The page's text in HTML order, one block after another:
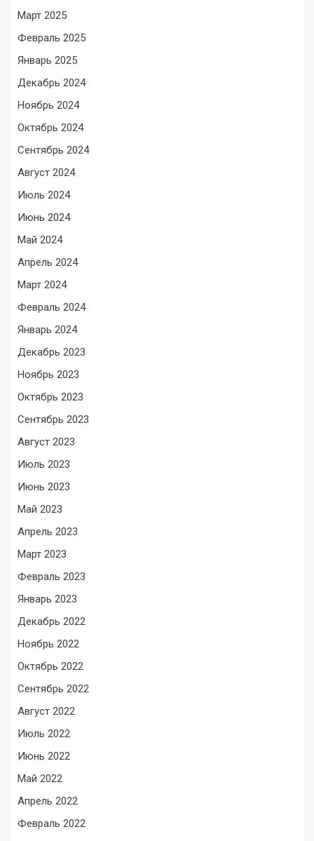
Март 2025
Февраль 2025
Январь 2025
Декабрь 2024
Ноябрь 2024
Октябрь 2024
Сентябрь 2024
Август 2024
Июль 2024
Июнь 2024
Май 2024
Апрель 2024
Март 2024
Февраль 2024
Январь 2024
Декабрь 2023
Ноябрь 2023
Октябрь 2023
Сентябрь 2023
Август 2023
Июль 2023
Июнь 2023
Май 2023
Апрель 2023
Март 2023
Февраль 2023
Январь 2023
Декабрь 2022
Ноябрь 2022
Октябрь 2022
Сентябрь 2022
Август 2022
Июль 2022
Июнь 2022
Май 2022
Апрель 2022
Февраль 2022